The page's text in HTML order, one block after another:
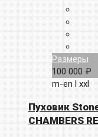
Размеры
100 000 ₽
m-en l xxl
Пуховик
CHAMBERS